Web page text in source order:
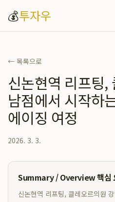
💰투자우
← 목록으로
신논현역 리프팅,
남점에서 시작하
에이징 여정
2026. 3. 3.
Summary / Overview 핵심
신논현역 리프팅, 클레오르의원